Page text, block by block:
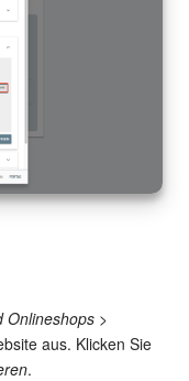
Onlineshops >
aus. Klicken Sie
.